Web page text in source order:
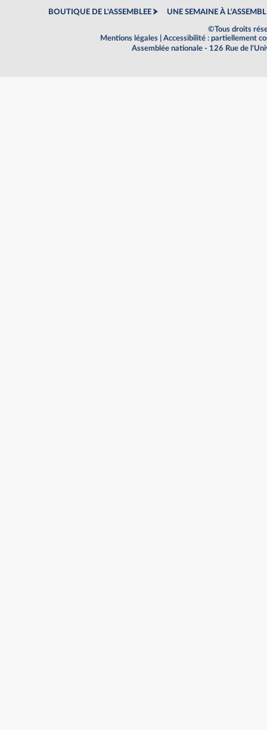
BOUTIQUE DE L'ASSEMBLEE UNE SEMAINE À
©Tous droits
Mentions légales
Accessibilité : partiellement
Assemblée nationale - 126 Rue de